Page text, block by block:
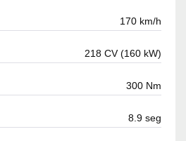
170 km/h
218 CV (160 kW)
300 Nm
8.9 seg